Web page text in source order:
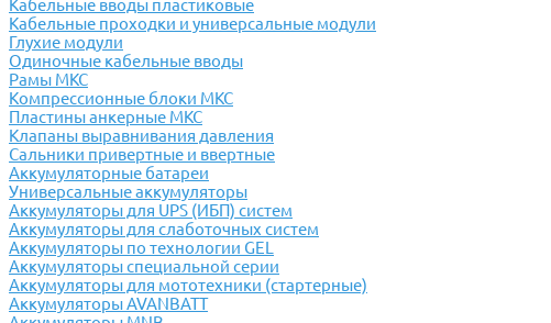
Кабельные вводы пластиковые
Кабельные проходки и универсальные модули
Глухие модули
Одиночные кабельные вводы
Рамы МКС
Компрессионные блоки МКС
Пластины анкерные МКС
Клапаны выравнивания давления
Сальники привертные и ввертные
Аккумуляторные батареи
Универсальные аккумуляторы
Аккумуляторы для UPS (ИБП) систем
Аккумуляторы для слаботочных систем
Аккумуляторы по технологии GEL
Аккумуляторы специальной серии
Аккумуляторы для мототехники (стартерные)
Аккумуляторы AVANBATT